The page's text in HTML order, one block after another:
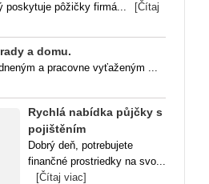
poskytuje pôžičky firmá...
[Čítaj
a domu.
a pracovne vyťaženým ...
Rychlá nabídka půjčky s
pojištěním
Dobrý deň, potrebujete
finančné prostriedky na svo...
[Čítaj viac]